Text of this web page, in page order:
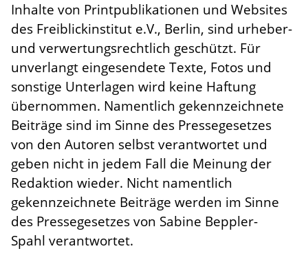
Inhalte von Printpublikationen und Websites
des Freiblickinstitut e.V., Berlin, sind urheber-
und verwertungsrechtlich geschützt. Für
unverlangt eingesendete Texte, Fotos und
sonstige Unterlagen wird keine Haftung
übernommen. Namentlich gekennzeichnete
Beiträge sind im Sinne des Pressegesetzes
von den Autoren selbst verantwortet und
geben nicht in jedem Fall die Meinung der
Redaktion wieder. Nicht namentlich
gekennzeichnete Beiträge werden im Sinne
des Pressegesetzes von Sabine Beppler-
Spahl verantwortet.